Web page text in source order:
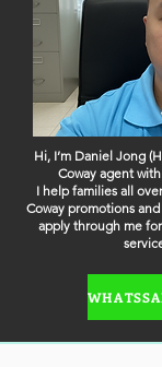
Hi, I’m Daniel Jong
Coway agent
I help families all
Coway promotions
apply through me